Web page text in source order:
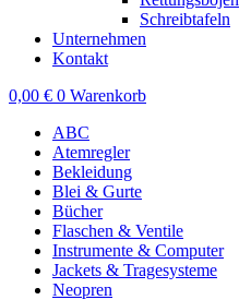
Schreibtafeln
Unternehmen
Kontakt
0,00 € 0 Warenkorb
ABC
Atemregler
Bekleidung
Blei & Gurte
Bücher
Flaschen & Ventile
Instrumente & Computer
Jackets & Tragesysteme
Neopren